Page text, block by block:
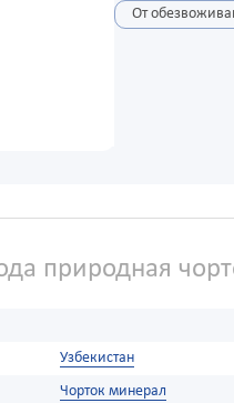
От
природная
Узбекистан
Чорток минерал